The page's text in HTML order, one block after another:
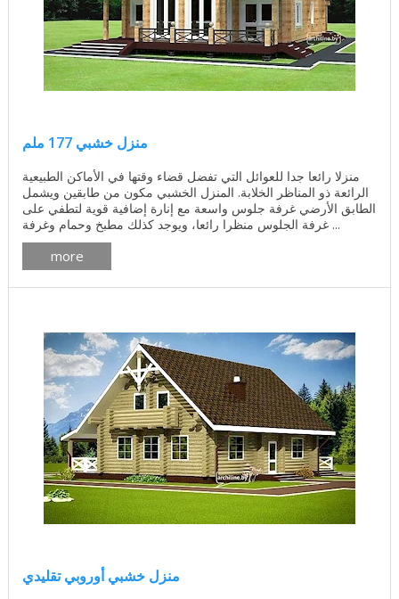
منزل خشبي 177 ملم
منزلا رائعا جدا للعوائل التي تفضل قضاء وقتها في الأماكن الطبيعية
الرائعة ذو المناظر الخلابة. المنزل الخشبي مكون من طابقين ويشمل
الطابق الأرضي غرفة جلوس واسعة مع إنارة إضافية قوية لتطفي على
غرفة الجلوس منظرا رائعا، ويوجد كذلك مطبخ وحمام وغرفة ...
more
منزل خشبي أوروبي تقليدي